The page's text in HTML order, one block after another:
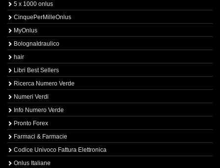
5 x 1000 onlus
CinquePerMilleOnlus
MyOnlus
BolognaIdraulico
hair
Libri Best Sellers
Ricerca Numero Verde
Numeri Verdi
Info Numero Verde
Pronto Forex
Farmaci & Farmacie
Codice Univoco Fattura Elettronica
Onlus Italiane